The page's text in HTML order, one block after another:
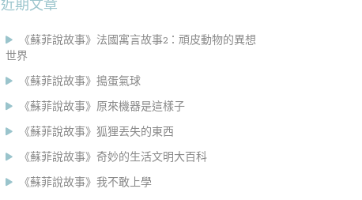
近期文章
《蘇菲說故事》法國寓言故事2：頑皮動物的異想
世界
《蘇菲說故事》搗蛋氣球
《蘇菲說故事》原來機器是這樣子
《蘇菲說故事》狐狸丟失的東西
《蘇菲說故事》奇妙的生活文明大百科
《蘇菲說故事》我不敢上學